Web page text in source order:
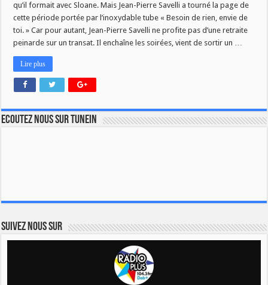
ALIAS
PETER
DU
DUO
PETER
ET
VENDREDI
18
DECEMBRE
qu’il formait avec Sloane. Mais Jean-Pierre Savelli a tourné la page de
cette période portée par l’inoxydable tube « Besoin de rien, envie de
toi. » Car pour autant, Jean-Pierre Savelli ne profite pas d’une retraite
peinarde sur un transat. Il enchaîne les soirées, vient de sortir un …
Lire plus
Ecoutez nous sur TuneIn
Suivez nous sur